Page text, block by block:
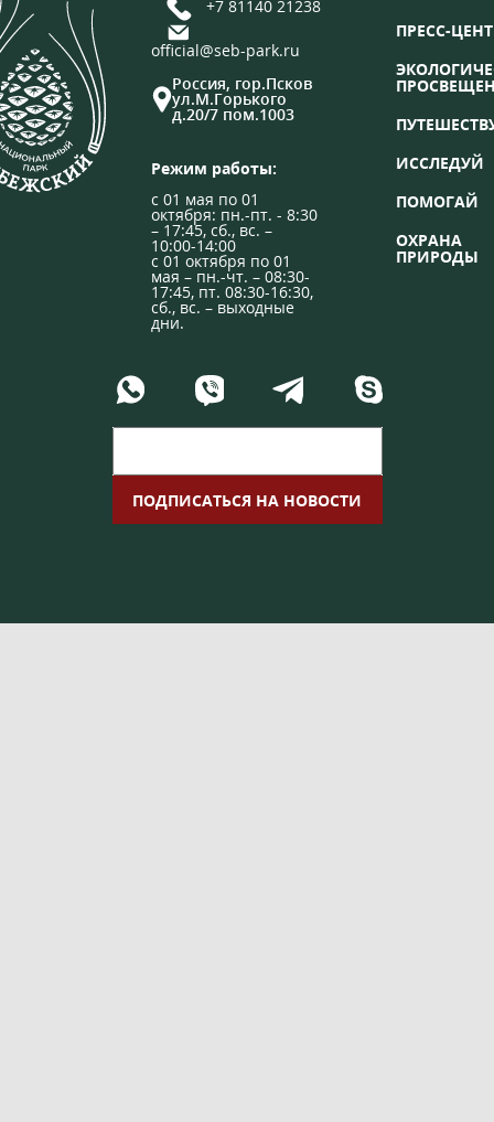
+7 81140 21238
official@seb-park.ru
Россия, гор.Псков
ул.М.Горького
д.20/7 пом.1003
Режим работы:
с 01 мая по 01
октября: пн.-пт. - 8:30
– 17:45, сб., вс. –
10:00-14:00
с 01 октября по 01
мая – пн.-чт. – 08:30-
17:45, пт. 08:30-16:30,
сб., вс. – выходные
дни.
ПРЕСС-
ИССЛЕДУЙ
ПОМОГАЙ
ОХРАНА
ПРИРОДЫ